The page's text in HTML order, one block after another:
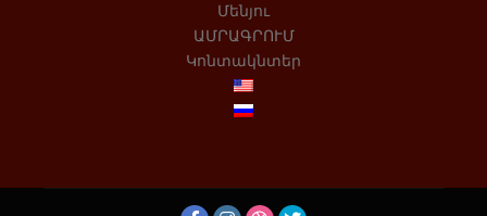
Մենյու
ԱՄՐԱԳՐՈՒՄ
Կոնտակնտեր